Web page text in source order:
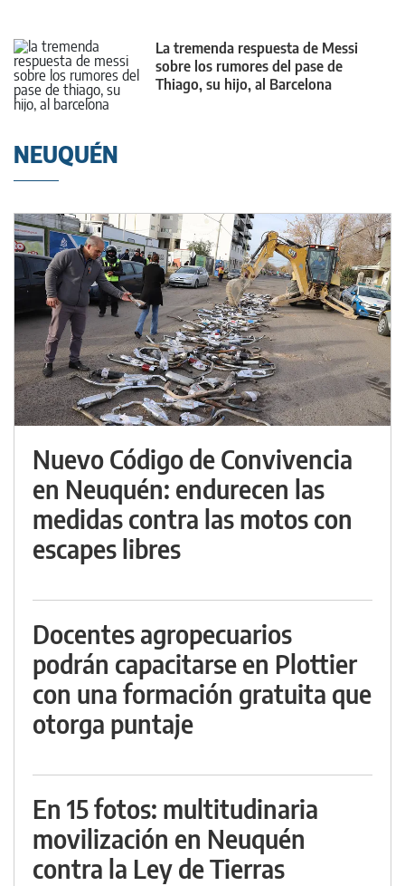
La tremenda respuesta de Messi
sobre los rumores del pase de
Thiago, su hijo, al Barcelona
NEUQUÉN
Nuevo Código de Convivencia
en Neuquén: endurecen las
medidas contra las motos con
escapes libres
Docentes agropecuarios
podrán capacitarse en Plottier
con una formación gratuita que
otorga puntaje
En 15 fotos: multitudinaria
movilización en Neuquén
contra la Ley de Tierras